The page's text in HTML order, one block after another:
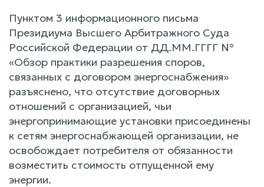
Пунктом 3 информационного письма
Президиума Высшего Арбитражного Суда
Российской Федерации от ДД.ММ.ГГГГ №
«Обзор практики разрешения споров,
связанных с договором энергоснабжения»
разъяснено, что отсутствие договорных
отношений с организацией, чьи
энергопринимающие установки присоединены
к сетям энергоснабжающей организации, не
освобождает потребителя от обязанности
возместить стоимость отпущенной ему
энергии.